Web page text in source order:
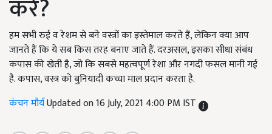
करें?
हम सभी रुई व रेशम से बने वस्त्रों का इस्तेमाल करते हैं, लेकिन क्या आप
जानते हैं कि ये सब किस तरह बनाए जाते हैं. दरअसल, इसका सीधा संबंध
कपास की खेती है, जो कि सबसे महत्वपूर्ण रेशा और नगदी फसल मानी गई
है. कपास, वस्त्र को बुनियादी कच्चा माल प्रदान करता है.
कंचन मौर्यUpdated on 16 July, 2021 4:00 PM IST